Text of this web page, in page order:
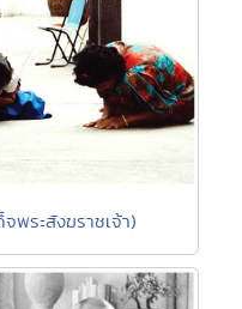
พระสังฆราชเจ้า)